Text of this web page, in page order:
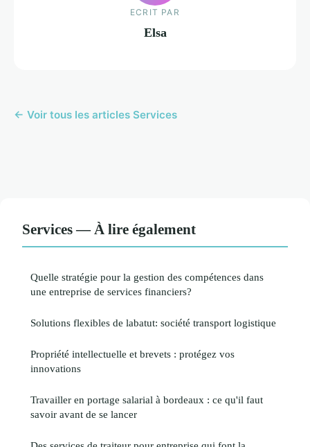
ECRIT PAR
Elsa
← Voir tous les articles Services
Services — À lire également
Quelle stratégie pour la gestion des compétences dans
une entreprise de services financiers?
Solutions flexibles de labatut: société transport logistique
Propriété intellectuelle et brevets : protégez vos
innovations
Travailler en portage salarial à bordeaux : ce qu'il faut
savoir avant de se lancer